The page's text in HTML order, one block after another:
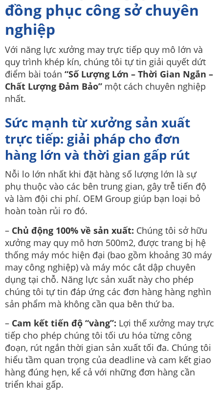
đồng phục công sở chuyên
nghiệp
Với năng lực xưởng may trực tiếp quy mô lớn và
quy trình khép kín, chúng tôi tự tin giải quyết dứt
điểm bài toán “Số Lượng Lớn – Thời Gian Ngắn –
Chất Lượng Đảm Bảo” một cách chuyên nghiệp
nhất.
Sức mạnh từ xưởng sản xuất
trực tiếp: giải pháp cho đơn
hàng lớn và thời gian gấp rút
Nỗi lo lớn nhất khi đặt hàng số lượng lớn là sự
phụ thuộc vào các bên trung gian, gây trễ tiến độ
và làm đội chi phí. OEM Group giúp bạn loại bỏ
hoàn toàn rủi ro đó.
– Chủ động 100% về sản xuất: Chúng tôi sở hữu
xưởng may quy mô hơn 500m2, được trang bị hệ
thống máy móc hiện đại (bao gồm khoảng 30 máy
may công nghiệp) và máy móc cắt dập chuyên
dụng tại chỗ. Năng lực sản xuất này cho phép
chúng tôi tự tin đáp ứng các đơn hàng hàng nghìn
sản phẩm mà không cần qua bên thứ ba.
– Cam kết tiến độ “vàng”: Lợi thế xưởng may trực
tiếp cho phép chúng tôi tối ưu hóa từng công
đoạn, rút ngắn thời gian sản xuất tối đa. Chúng tôi
hiểu tầm quan trọng của deadline và cam kết giao
hàng đúng hẹn, kể cả với những đơn hàng cần
triển khai gấp.